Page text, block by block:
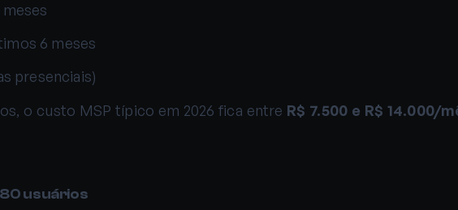
6 meses
presenciais)
o custo MSP típico em 2026 fica entre R$ 7.500 e R$ 14.000/
usuários